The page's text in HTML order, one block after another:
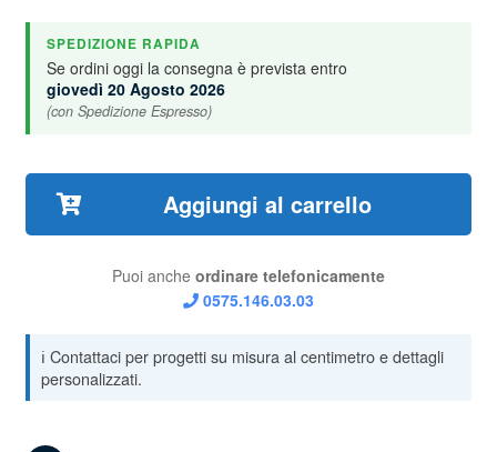
SPEDIZIONE RAPIDA
Se ordini oggi la consegna è prevista entro
giovedì 20 Agosto 2026
(con Spedizione Espresso)
Aggiungi al carrello
Puoi anche ordinare telefonicamente
0575.146.03.03